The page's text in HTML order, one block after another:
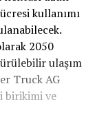
kullanımı
2050
ulaşım
Truck AG
birikimi ve